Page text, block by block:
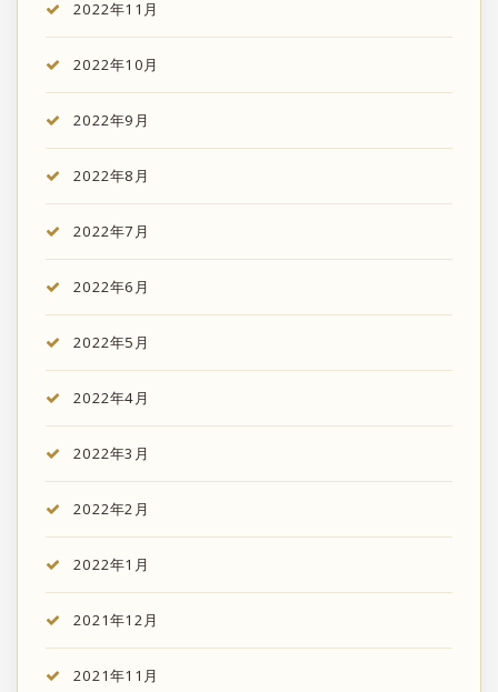
2022年11月
2022年10月
2022年9月
2022年8月
2022年7月
2022年6月
2022年5月
2022年4月
2022年3月
2022年2月
2022年1月
2021年12月
2021年11月